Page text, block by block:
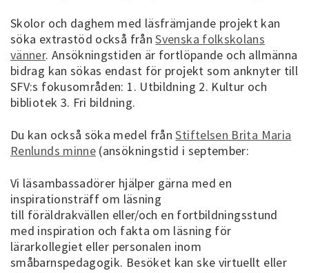
Skolor och daghem med läsfrämjande projekt kan
söka extrastöd också frånSvenska folkskolans
vänner. Ansökningstiden är fortlöpande och allmänna
bidrag kan sökas endast för projekt som anknyter till
SFV:s fokusområden: 1. Utbildning 2. Kultur och
bibliotek 3. Fri bildning.
Du kan också söka medel frånStiftelsen Brita Maria
Renlunds minne (ansökningstid i september:
Vi läsambassadörer hjälper gärna med en
inspirationsträff om läsning
till föräldrakvällen eller/och en fortbildningsstund
med inspiration och fakta om läsning för
lärarkollegiet eller personalen inom
småbarnspedagogik. Besöket kan ske virtuellt eller